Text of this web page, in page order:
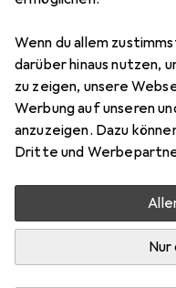
Wenn du allem
darüber hinaus nutzen,
zu zeigen, unsere
Werbung auf unseren
anzuzeigen. Dazu
Dritte und
Bewertungen
Zwischen Di, 18.8.
Benachrichtigen,
Lieferort angeben